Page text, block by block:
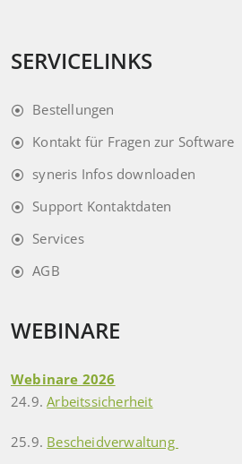
SERVICELINKS
Bestellungen
Kontakt für Fragen zur Software
syneris Infos downloaden
Support Kontaktdaten
Services
AGB
WEBINARE
Webinare 2026
24.9.Arbeitssicherheit
25.9. Bescheidverwaltung